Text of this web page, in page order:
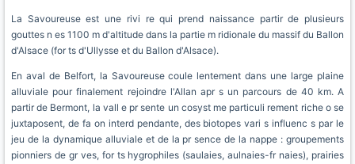
La Savoureuse est une rivi re qui prend naissance partir de plusieurs
gouttes n es 1100 m d'altitude dans la partie m ridionale du massif du Ballon
d'Alsace (for ts d'Ullysse et du Ballon d'Alsace).
En aval de Belfort, la Savoureuse coule lentement dans une large plaine
alluviale pour finalement rejoindre l'Allan apr s un parcours de 40 km. A
partir de Bermont, la vall e pr sente un cosyst me particuli rement riche o se
juxtaposent, de fa on interd pendante, des biotopes vari s influenc s par le
jeu de la dynamique alluviale et de la pr sence de la nappe : groupements
pionniers de gr ves, for ts hygrophiles (saulaies, aulnaies-fr naies), prairies